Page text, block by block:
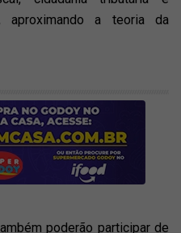
aproximando a teoria da
poderão participar de